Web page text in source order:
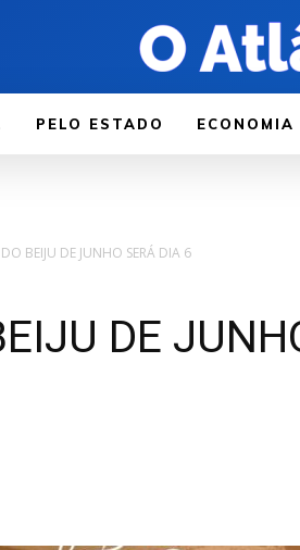
PELO ESTADO ECONOMIA
BEIJU DE JUNHO SERÁ DIA 6
DE